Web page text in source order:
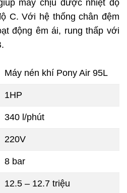
máy chịu được nhiệt độ
C. Với hệ thống chân đệm
động êm ái, rung thấp với
Máy nén khí Pony Air 95L
1HP
340 l/phút
220V
8 bar
12.5 – 12.7 triệu